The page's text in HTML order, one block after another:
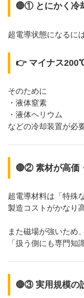
🔴① とにかく冷
超電導状態になるには
👉 マイナス
そのために
・液体窒素
・液体ヘリウム
などの冷却装置が必
🔴② 素材が高価
超電導材料は「特殊
製造コストがかなり
また磁場が強いため、
「扱う側にも専門知
🔴③ 実用規模の